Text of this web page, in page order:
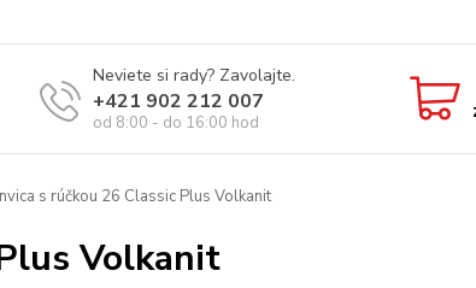
Neviete si rady? Zavolajte.
+421 902 212 007
od 8:00 - do 16:00 hod
s rúčkou 26 Classic Plus Volkanit
Volkanit